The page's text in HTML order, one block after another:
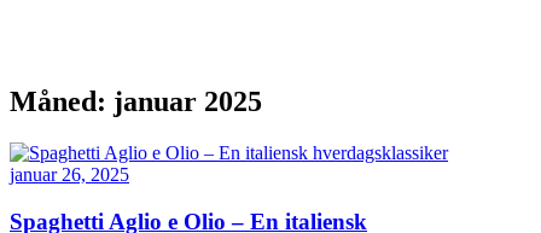
Måned: januar 2025
januar 26, 2025
Spaghetti Aglio e Olio – En italiensk